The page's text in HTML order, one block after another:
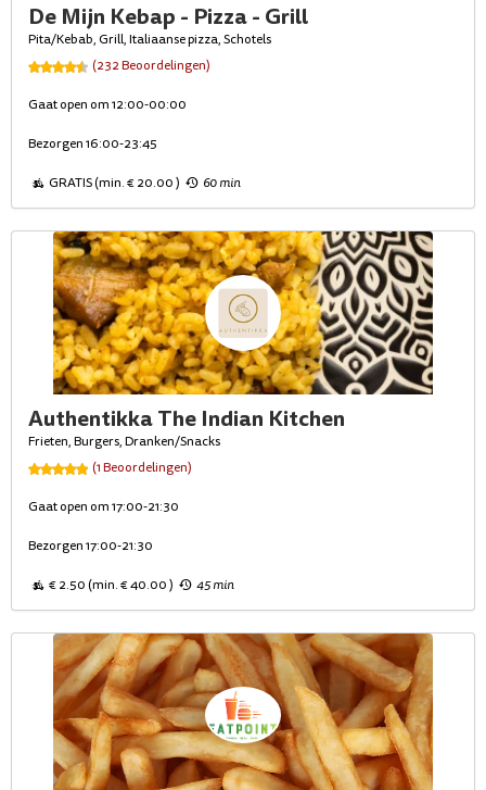
De Mijn Kebap - Pizza - Grill
Pita/Kebab, Grill, Italiaanse pizza, Schotels
(232 Beoordelingen)
Gaat open om 12:00-00:00
Bezorgen 16:00-23:45
GRATIS (min. € 20.00 ) 60 min
Authentikka The Indian Kitchen
Frieten, Burgers, Dranken/Snacks
(1 Beoordelingen)
Gaat open om 17:00-21:30
Bezorgen 17:00-21:30
€ 2.50 (min. € 40.00 ) 45 min